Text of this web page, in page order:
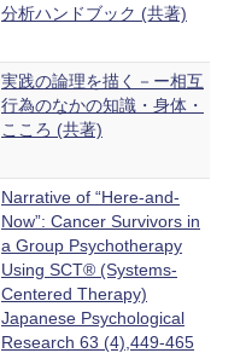
分析ハンドブック (共著)
実践の論理を描く－ー相互
行為のなかの知識・身体・
こころ (共著)
Narrative of “Here-and-
Now”: Cancer Survivors in
a Group Psychotherapy
Using SCT® (Systems-
Centered Therapy)
Japanese Psychological
Research 63 (4),449-465